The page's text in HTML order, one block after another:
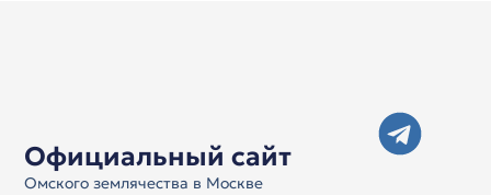
Официальный сайт
Омского землячества в Москве